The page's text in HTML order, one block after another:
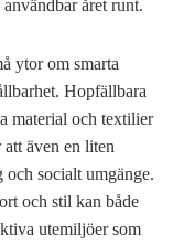
året runt.
ytor om smarta
Hopfällbara
material och textilier
även en liten
socialt umgänge.
och stil kan både
utemiljöer som